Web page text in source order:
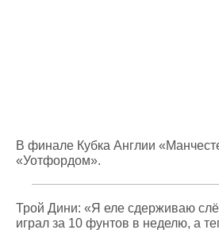
В финале Кубка Англии
«Уотфордом».
Трой Дини: «Я еле сдерживаю
играл за 10 фунтов в неделю, а